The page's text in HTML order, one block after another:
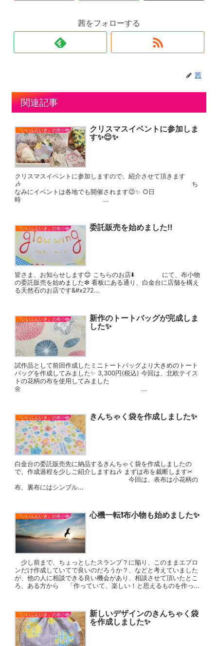
茜をフォローする
茜
関連記事
『いいふんいき』の布小物
クリスマスイベントに参加しま
す✨😌✨
クリスマスイベントに参加しますので、紹介させて頂きます
🎶 ち
なみにイベントは各地でも開催されます😉✨ ○日
時 ...
『いいふんいき』の布小物 委託販売を始めました‼
皆さま、お知らせします😊 こちらのお店⬇️ にて、布小物
の委託販売を始めました❇ 看板にある通り、白金台に店舗を構え
る天然石のお店です&#x272...
『いいふんいき』の布小物
新作のトートバッグが完成しま
した✨
試作品として前回作成したミニトートバッグより大きめのトート
バッグを作成してみました✨ 3,300円(税込) 今回は、北欧テイス
トの花柄の布を使用してみました
🌼 ...
『いいふんいき』の布小物 きんちゃく袋を作成しました✨
白金台の委託販売先に納品するきんちゃく袋を作成しましたの
で、作成過程を少しご紹介しますね🎶 まずは布を裁断します✂
今回は、表布は小花柄の
布、裏布にはシンプル...
『いいふんいき』の布小物 心機一転❗布小物も始めました✨
少し前まで、ちょっとしたスランプ？に陥り、このままエプロ
ンだけ作成していてで良いのだろうか？、などと考えていました
が、他の人に相談できる良い機会があり、相談させて頂いたとこ
ろ、ある方から 「作っていて、楽しい！と思えるものを作っ...
『いいふんいき』の布小物
新しいデザインのきんちゃく袋
を作成しました✨